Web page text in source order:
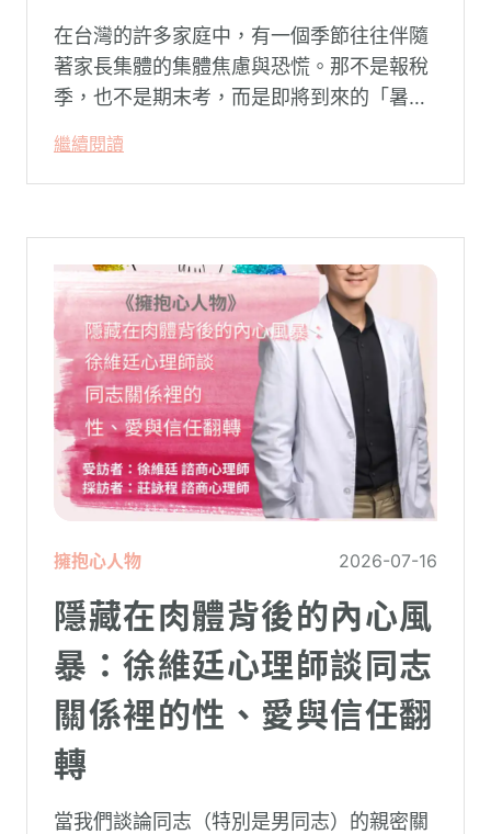
在台灣的許多家庭中，有一個季節往往伴隨
著家長集體的集體焦慮與恐慌。那不是報稅
季，也不是期末考，而是即將到來的「暑
家庭，原本由學校與安親班代勞的照顧責
任，瞬間全數倒回家庭系統之內。對許多父
繼續閱讀
擁抱心人物 2026-07-16
隱藏在肉體背後的內心風
暴：徐維廷心理師談同志
關係裡的性、愛與信任翻
轉
當我們談論同志（特別是男同志）的親密關